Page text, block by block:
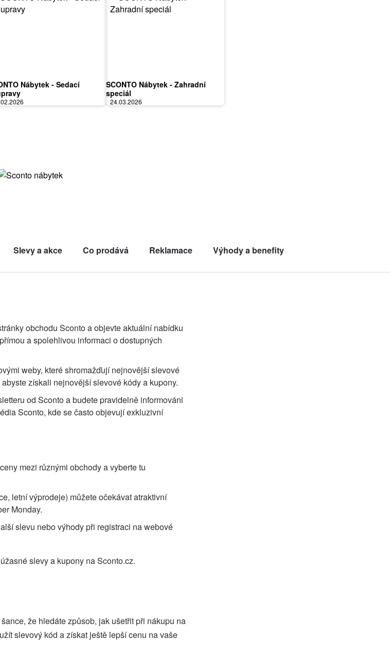
Nábytek - Sedací
SCONTO Nábytek - Zahradní
speciál
24.03.2026
Slevy a akce Co prodává Reklamace Výhody a benefity
obchodu Sconto a objevte aktuální nabídku
a spolehlivou informaci o dostupných
weby, které shromažďují nejnovější slevové
získali nejnovější slevové kódy a kupony.
od Sconto a budete pravidelně informováni
Sconto, kde se často objevují exkluzivní
mezi různými obchody a vyberte tu
letní výprodeje) můžete očekávat atraktivní
Monday.
slevu nebo výhody při registraci na webové
slevy a kupony na Sconto.cz.
že hledáte způsob, jak ušetřit při nákupu na
slevový kód a získat ještě lepší cenu na vaše